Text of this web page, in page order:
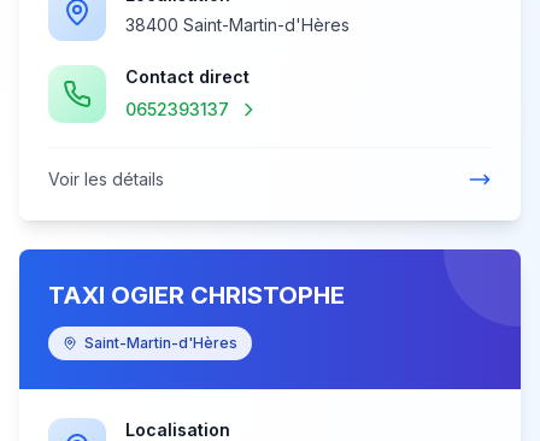
38400 Saint-Martin-d'Hères
Contact direct
0652393137
Voir les détails
TAXI OGIER CHRISTOPHE
Saint-Martin-d'Hères
Localisation